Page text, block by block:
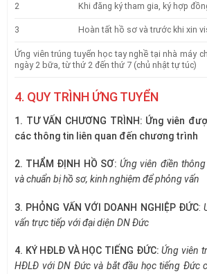
2 Khi đăng ký tham gia, ký hợp
3 Hoàn tất hồ sơ và trước khi xin
Ứng viên trúng tuyển học tay nghề tại nhà máy
ngày 2 bữa, từ thứ 2 đến thứ 7 (chủ nhật tự túc)
4. QUY TRÌNH ỨNG TUYỂN
1. TƯ VẤN CHƯƠNG TRÌNH: Ứng viên
các thông tin liên quan đến chương trình
2. THẨM ĐỊNH HỒ SƠ: Ứng viên điền
và chuẩn bị hồ sơ, kinh nghiệm để phỏng vấn
3. PHỎNG VẤN VỚI DOANH NGHIỆP ĐỨC:
vấn trực tiếp với đại diện DN Đức
4. KÝ HĐLĐ VÀ HỌC TIẾNG ĐỨC: Ứng viên
HĐLĐ với DN Đức và bắt đầu học tiếng Đức